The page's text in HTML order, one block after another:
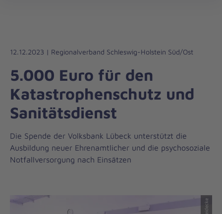
Liebe
Leben
12.12.2023 | Regionalverband Schleswig-Holstein Süd/Ost
5.000 Euro für den
Katastrophenschutz und
Sanitätsdienst
Die Spende der Volksbank Lübeck unterstützt die
Ausbildung neuer Ehrenamtlicher und die psychosoziale
Notfallversorgung nach Einsätzen